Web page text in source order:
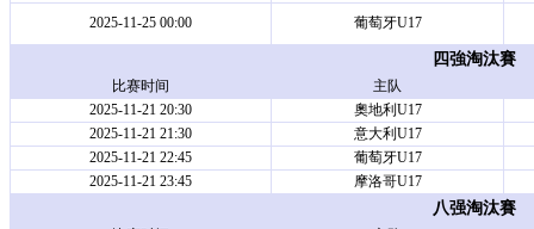
2025-11-25 00:00
葡萄牙U17
四強淘汰賽
比赛时间
主队
2025-11-21 20:30
奧地利U17
2025-11-21 21:30
意大利U17
2025-11-21 22:45
葡萄牙U17
2025-11-21 23:45
摩洛哥U17
八强淘汰賽